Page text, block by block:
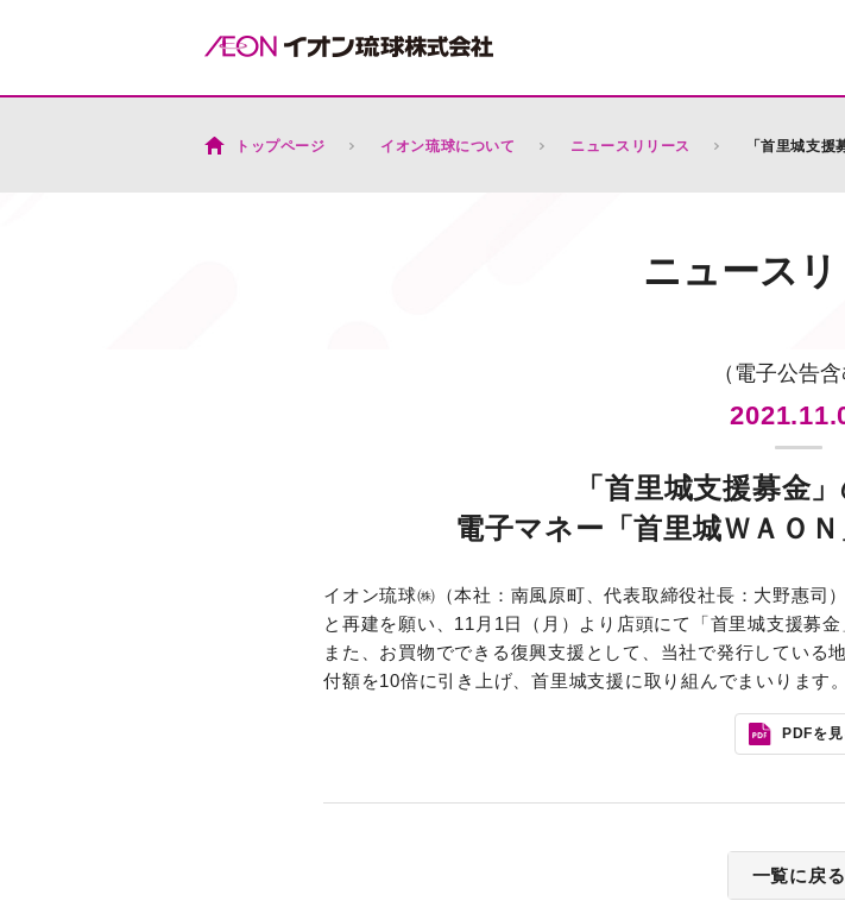
トップページ イオン琉球について ニュースリリース 「首里城支
ニュース
（電子公告含
「首里城支援募金
電子マネー「首里城ＷＡＯ
イオン琉球㈱（本社：南風原町、代表取締役社長：大野惠司
と再建を願い、11月1日（月）より店頭にて「首里城支援募金
また、お買物でできる復興支援として、当社で発行している
付額を10倍に引き上げ、首里城支援に取り組んでまいります。
PDFを見
一覧に戻る